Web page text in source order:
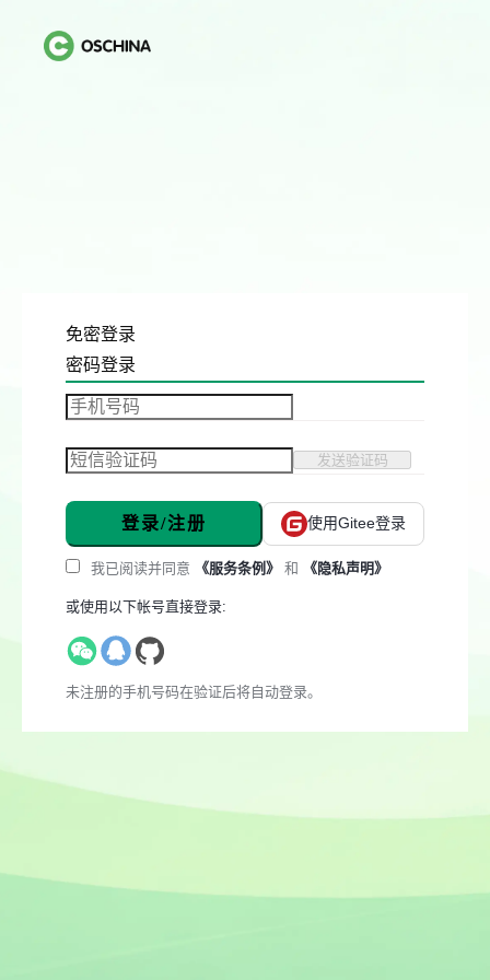
免密登录
密码登录
发送验证码
登录/注册 使用Gitee登录
我已阅读并同意 《服务条例》 和 《隐私声明》
或使用以下帐号直接登录:
未注册的手机号码在验证后将自动登录。